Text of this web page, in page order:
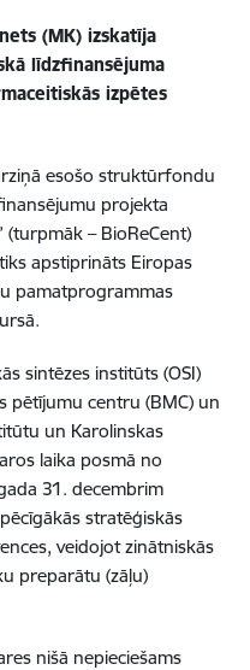
(MK) izskatīja
līdzfinansējuma
izpētes
esošo struktūrfondu
projekta
(turpmāk – BioReCent)
apstiprināts Eiropas
pamatprogrammas
sintēzes institūts (OSI)
pētījumu centru (BMC) un
un Karolinskas
laika posmā no
31. decembrim
stratēģiskās
veidojot zinātniskās
preparātu (zāļu)
nišā nepieciešams